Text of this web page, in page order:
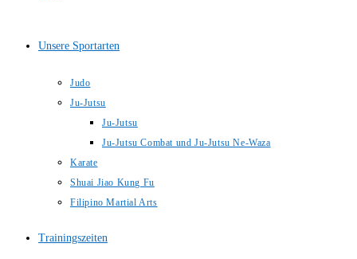
Unsere Sportarten
Judo
Ju-Jutsu
Ju-Jutsu
Ju-Jutsu Combat und Ju-Jutsu Ne-Waza
Karate
Shuai Jiao Kung Fu
Filipino Martial Arts
Trainingszeiten